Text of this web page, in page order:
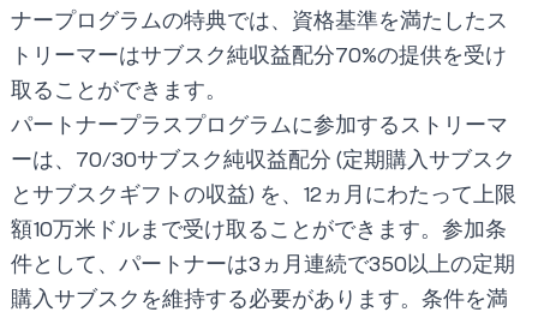
ナープログラムの特典では、資格基準を満たしたス
トリーマーはサブスク純収益配分70%の提供を受け
取ることができます。
パートナープラスプログラムに参加するストリーマ
ーは、70/30サブスク純収益配分 (定期購入サブスク
とサブスクギフトの収益) を、12ヵ月にわたって上限
額10万米ドルまで受け取ることができます。参加条
件として、パートナーは3ヵ月連続で350以上の定期
購入サブスクを維持する必要があります。条件を満